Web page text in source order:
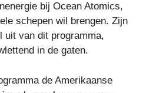
bij Ocean Atomics,
schepen wil brengen. Zijn
uit van dit programma,
in de gaten.
de Amerikaanse